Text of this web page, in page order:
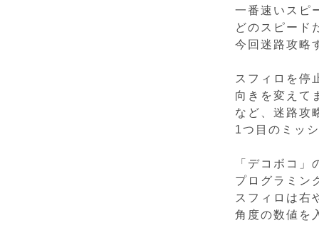
一番速いスピ
どのスピード
今回迷路攻略
スフィロを停
向きを変えて
など、迷路攻
1つ目のミッ
「デコボコ
プログラミン
スフィロは右
角度の数値を